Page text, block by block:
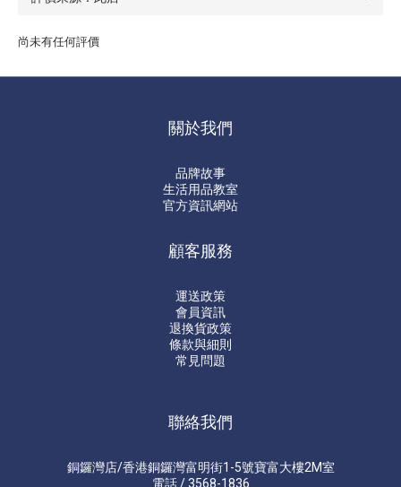
尚未有任何評價
關於我們
品牌故事
生活用品教室
官方資訊網站
顧客服務
運送政策
會員資訊
退換貨政策
條款與細則
常見問題
聯絡我們
銅鑼灣店/香港銅鑼灣富明街1-5號寶富大樓2M室
電話 / 3568-1836